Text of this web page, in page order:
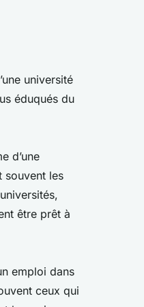
université
éduqués du
d’une
souvent les
être prêt à
emploi dans
ceux qui